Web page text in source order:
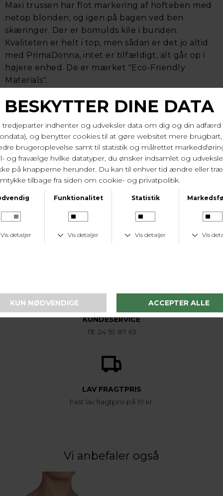
Maxi trussen har flot markering af hofteben med
netop blonden, og igen på bagen ved ben
skæringer. Der er bomulds kile i bunden.
Kvaliteten er helt i top, men sådan er det jo altid
med PrimaDonna, intet er tilfældigt, alt går op i
højere enhed. De er mærket "Eco-Friendly
Materials".
88% polyamid, 11% elastan, 1% bomuld. Iblandt
garner. Vask 30 gr.
Varenr. 0563381 ZWA
KUNDESERVICE
Tlf. 24 59 87 63
LAV FRAGTPRIS
Fast lav fragtpris på 19 kr.
Vi anbefaler også